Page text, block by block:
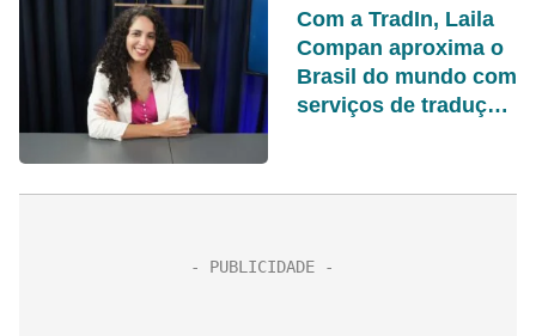
Com a TradIn, Laila
Compan aproxima o
Brasil do mundo com
serviços de tradução